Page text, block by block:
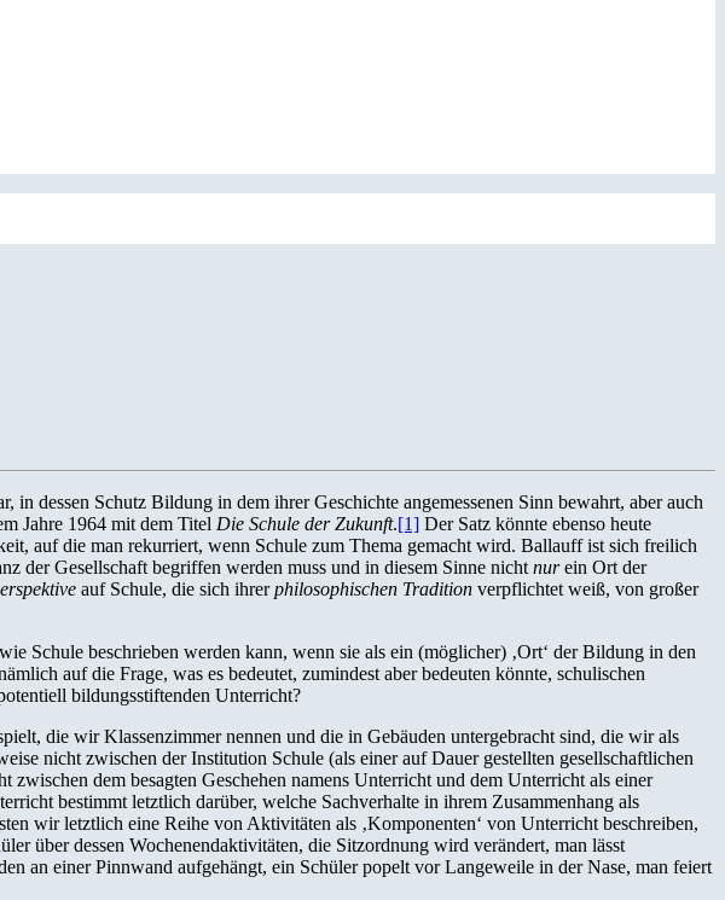
dessen Schutz Bildung in dem ihrer Geschichte angemessenen Sinn bewahrt, aber auch
Jahre 1964 mit dem Titel Die Schule der Zukunft.[1] Der Satz könnte ebenso heute
auf die man rekurriert, wenn Schule zum Thema gemacht wird. Ballauff ist sich freilich
der Gesellschaft begriffen werden muss und in diesem Sinne nicht nurein Ort der
auf Schule, die sich ihrerphilosophischen Tradition verpflichtet weiß, von großer
Schule beschrieben werden kann, wenn sie als ein (möglicher) ‚Ort‘ der Bildung in den
auf die Frage, was es bedeutet, zumindest aber bedeuten könnte, schulischen
bildungsstiftenden Unterricht?
die wir Klassenzimmer nennen und die in Gebäuden untergebracht sind, die wir als
nicht zwischen der Institution Schule (als einer auf Dauer gestellten gesellschaftlichen
dem besagten Geschehen namens Unterricht und dem Unterricht als einer
bestimmt letztlich darüber, welche Sachverhalte in ihrem Zusammenhang als
wir letztlich eine Reihe von Aktivitäten als ‚Komponenten‘ von Unterricht beschreiben,
über dessen Wochenendaktivitäten, die Sitzordnung wird verändert, man lässt
an einer Pinnwand aufgehängt, ein Schüler popelt vor Langeweile in der Nase, man feiert